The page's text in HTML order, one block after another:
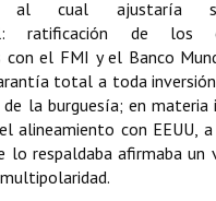
al cual ajustaría
ratificación de los
con el FMI y el Banco
total a toda
la burguesía; en materia
alineamiento con EEUU,
lo respaldaba afirmaba un